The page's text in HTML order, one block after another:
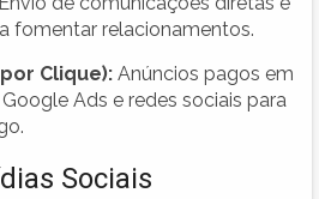
fomentar relacionamentos.
Clique): Anúncios pagos em
Ads e redes sociais para
Sociais